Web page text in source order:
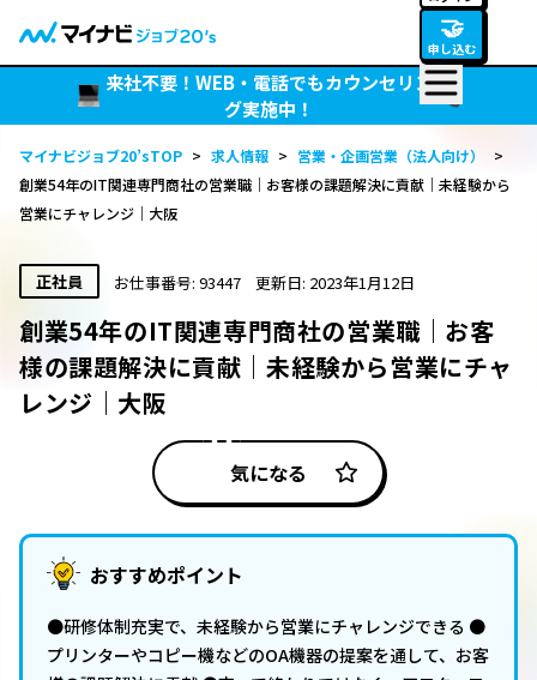
🤝
申し込む
来社不要！WEB・電話でもカウンセリン
グ実施中！
マイナビジョブ20’sTOP > 求人情報 > 営業・企画営業（法人向け）
>
創業54年のIT関連専門商社の営業職｜お客様の課題解決に貢献｜未経験から
営業にチャレンジ｜大阪
正社員 お仕事番号: 93447 更新日: 2023年1月12日
創業54年のIT関連専門商社の営業職｜お客
様の課題解決に貢献｜未経験から営業にチャ
レンジ｜大阪
気になる
おすすめポイント
●研修体制充実で、未経験から営業にチャレンジできる ●
プリンターやコピー機などのOA機器の提案を通して、お客